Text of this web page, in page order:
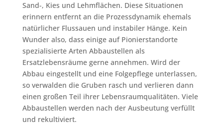
Sand-, Kies und Lehmflächen. Diese Situationen
erinnern entfernt an die Prozessdynamik ehemals
natürlicher Flussauen und instabiler Hänge. Kein
Wunder also, dass einige auf Pionierstandorte
spezialisierte Arten Abbaustellen als
Ersatzlebensräume gerne annehmen. Wird der
Abbau eingestellt und eine Folgepflege unterlassen,
so verwalden die Gruben rasch und verlieren dann
einen großen Teil ihrer Lebensraumqualitäten. Viele
Abbaustellen werden nach der Ausbeutung verfüllt
und rekultiviert.